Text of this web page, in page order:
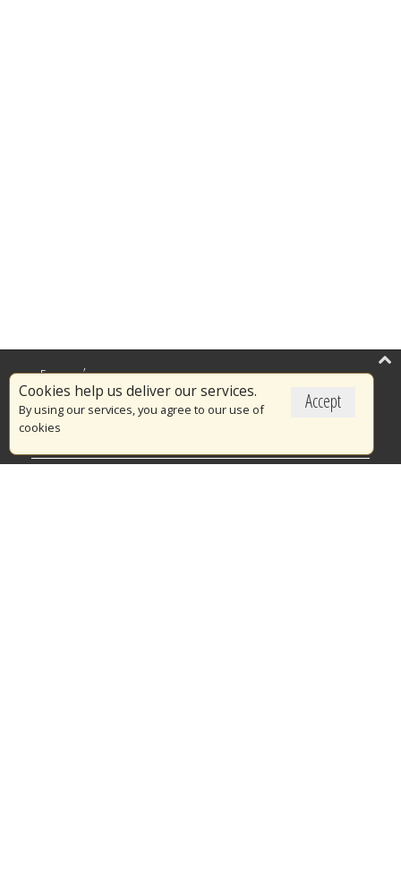
Accept
Cookies help us deliver our services.
By using our services, you agree to our use of
cookies
Επικαιρότητα
Το Πυροσβεστικό Σώμα